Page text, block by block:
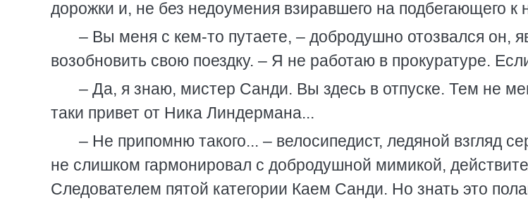
дорожки и, не без недоумения взиравшего на подбегающего к
– Вы меня с кем-то путаете, – добродушно отозвался он,
возобновить свою поездку. – Я не работаю в прокуратуре.
– Да, я знаю, мистер Санди. Вы здесь в отпуске. Тем не
таки привет от Ника Линдермана...
– Не припомню такого... – велосипедист, ледяной взгляд
не слишком гармонировал с добродушной мимикой,
Следователем пятой категории Каем Санди. Но знать это